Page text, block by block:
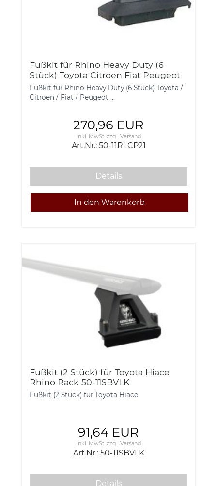
Fußkit für Rhino Heavy Duty (6
Stück) Toyota Citroen Fiat Peugeot
50-11RLCP21
Fußkit für Rhino Heavy Duty (6 Stück) Toyota /
Citroen / Fiat / Peugeot ...
270,96 EUR
inkl. MwSt.zzgl. Versand
Art.Nr.: 50-11RLCP21
Details
Fußkit (2 Stück) für Toyota Hiace
Rhino Rack 50-11SBVLK
Fußkit (2 Stück) für Toyota Hiace
91,64 EUR
inkl. MwSt.zzgl. Versand
Art.Nr.: 50-11SBVLK
Details